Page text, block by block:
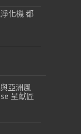
化機 都
亞洲風
呈獻匠